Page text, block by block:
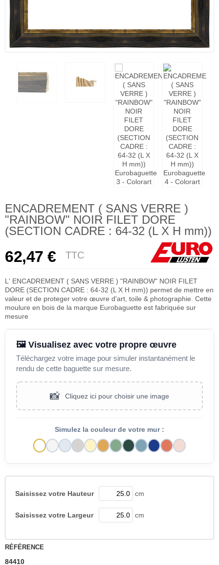
ENCADREMENT ( SANS VERRE )
"RAINBOW" NOIR FILET DORE
(SECTION CADRE : 64-32 (L X H mm))
62,47 € TTC
L' ENCADREMENT ( SANS VERRE ) "RAINBOW" NOIR FILET
DORE (SECTION CADRE : 64-32 (L X H mm)) permet de mettre en
valeur et de proteger votre œuvre d'art, toile & photographie. Cette
moulure en bois de la marque Eurobaguette est fabriquée sur
mesure
🖼️ Visualisez avec votre propre œuvre
Téléchargez votre image pour simuler instantanément le
rendu de cette baguette sur mesure.
📸 Cliquez ici pour choisir une image
Simulez la couleur de votre mur :
Saisissez votre Hauteur cm
Saisissez votre Largeur cm
RÉFÉRENCE
84410